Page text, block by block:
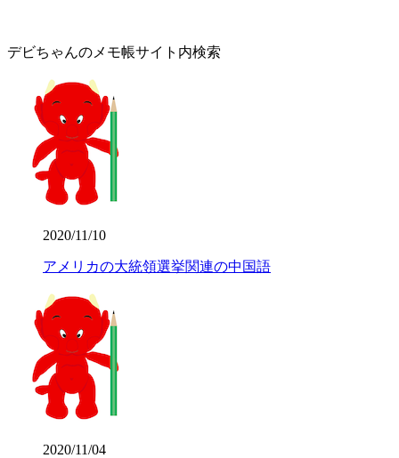
デビちゃんのメモ帳サイト内検索
2020/11/10
アメリカの大統領選挙関連の中国語
2020/11/04